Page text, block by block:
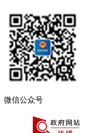
微信公众号